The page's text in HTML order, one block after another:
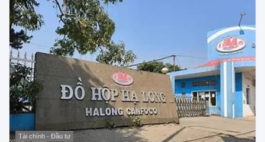
Tài chính - Đầu tư